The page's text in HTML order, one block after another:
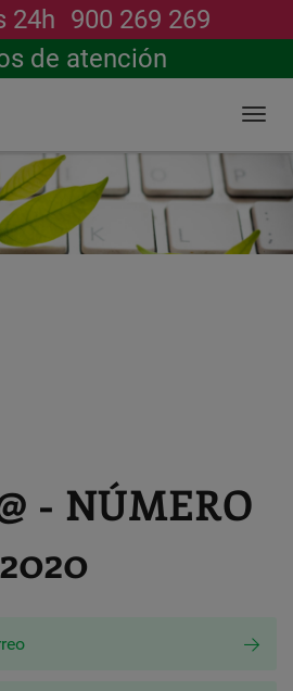
24h 900 269 269
de atención
Buscar
- NÚMERO